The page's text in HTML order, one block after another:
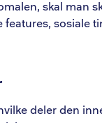
skal man
sosiale
deler den